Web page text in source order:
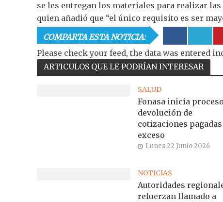
se les entregan los materiales para realizar
quien añadió que “el único requisito es ser
COMPARTA ESTA NOTICIA:
Please check your feed, the data was entered
ARTICULOS QUE LE PODRÍAN INTERESAR
SALUD
Fonasa inicia
devolución de
cotizaciones
exceso
Lunes 22 Junio 2026
NOTICIAS
Autoridades
refuerzan llamado a